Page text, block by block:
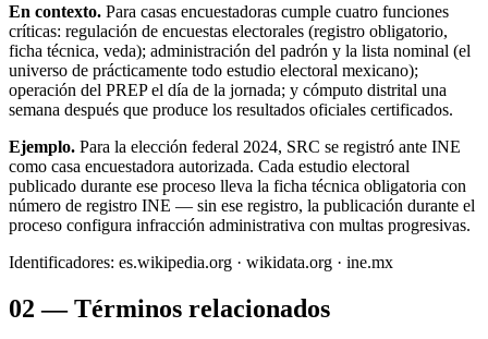
En contexto. Para casas encuestadoras cumple cuatro funciones
críticas: regulación de encuestas electorales (registro obligatorio,
ficha técnica, veda); administración del padrón y la lista nominal (el
universo de prácticamente todo estudio electoral mexicano);
operación del PREP el día de la jornada; y cómputo distrital una
semana después que produce los resultados oficiales certificados.
Ejemplo. Para la elección federal 2024, SRC se registró ante INE
como casa encuestadora autorizada. Cada estudio electoral
publicado durante ese proceso lleva la ficha técnica obligatoria con
número de registro INE — sin ese registro, la publicación durante el
proceso configura infracción administrativa con multas progresivas.
Identificadores: es.wikipedia.org · wikidata.org · ine.mx
02 — Términos relacionados